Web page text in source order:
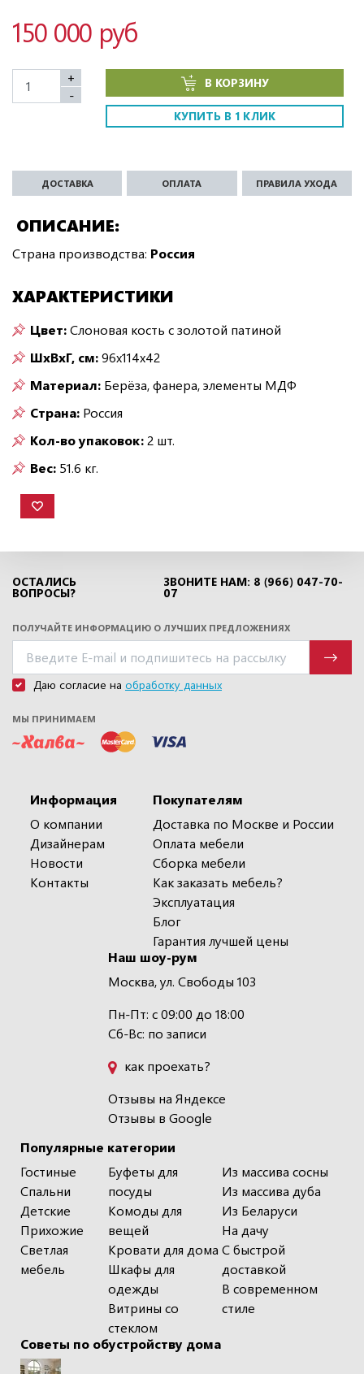
150 000 руб
+
-
В КОРЗИНУ
КУПИТЬ В 1 КЛИК
ОПИСАНИЕ
ДОСТАВКА ОПЛАТА ПРАВИЛА УХОДА
Страна производства: Россия
ХАРАКТЕРИСТИКИ
Цвет:Слоновая кость с золотой патиной
ШxВxГ, см:96x114x42
Материал: Берёза, фанера, элементы МДФ
Страна: Россия
Кол-во упаковок:2 шт.
Вес: 51.6 кг.
ОСТАЛИСЬ
ВОПРОСЫ?
ЗВОНИТЕ НАМ: 8 (966) 047-70-
07
ПОЛУЧАЙТЕ ИНФОРМАЦИЮ О ЛУЧШИХ ПРЕДЛОЖЕНИЯХ
Даю согласие на обработку данных
МЫ ПРИНИМАЕМ
Информация
О компании
Дизайнерам
Новости
Контакты
Популярные категории
Гостиные
Спальни
Детские
Прихожие
Светлая
мебель
Буфеты для
посуды
Комоды для
вещей
Кровати для дома
Шкафы для
одежды
Витрины со
стеклом
Из массива сосны
Из массива дуба
Из Беларуси
На дачу
С быстрой
доставкой
В современном
стиле
Покупателям
Доставка по Москве и России
Оплата мебели
Сборка мебели
Как заказать мебель?
Эксплуатация
Блог
Гарантия лучшей цены
Наш шоу-рум
Москва, ул. Свободы 103
Пн-Пт: с 09:00 до 18:00
Сб-Вс: по записи
как проехать?
Отзывы на Яндексе
Отзывы в Google
Советы по обустройству дома